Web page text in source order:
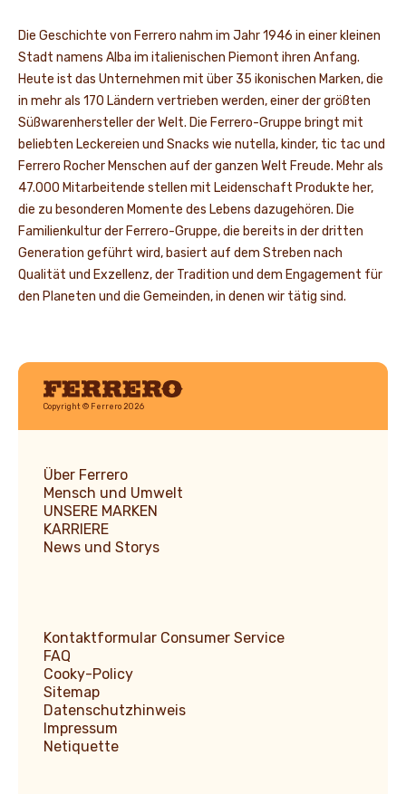
Die Geschichte von Ferrero nahm im Jahr 1946 in einer kleinen
Stadt namens Alba im italienischen Piemont ihren Anfang.
Heute ist das Unternehmen mit über 35 ikonischen Marken, die
in mehr als 170 Ländern vertrieben werden, einer der größten
Süßwarenhersteller der Welt. Die Ferrero-Gruppe bringt mit
beliebten Leckereien und Snacks wie nutella, kinder, tic tac und
Ferrero Rocher Menschen auf der ganzen Welt Freude. Mehr als
47.000 Mitarbeitende stellen mit Leidenschaft Produkte her,
die zu besonderen Momente des Lebens dazugehören. Die
Familienkultur der Ferrero-Gruppe, die bereits in der dritten
Generation geführt wird, basiert auf dem Streben nach
Qualität und Exzellenz, der Tradition und dem Engagement für
den Planeten und die Gemeinden, in denen wir tätig sind.
Ferrero
Copyright © Ferrero 2026
Über Ferrero
Mensch und Umwelt
UNSERE MARKEN
KARRIERE
News und Storys
Kontaktformular Consumer Service
FAQ
Cooky-Policy
Sitemap
Datenschutzhinweis
Impressum
Netiquette